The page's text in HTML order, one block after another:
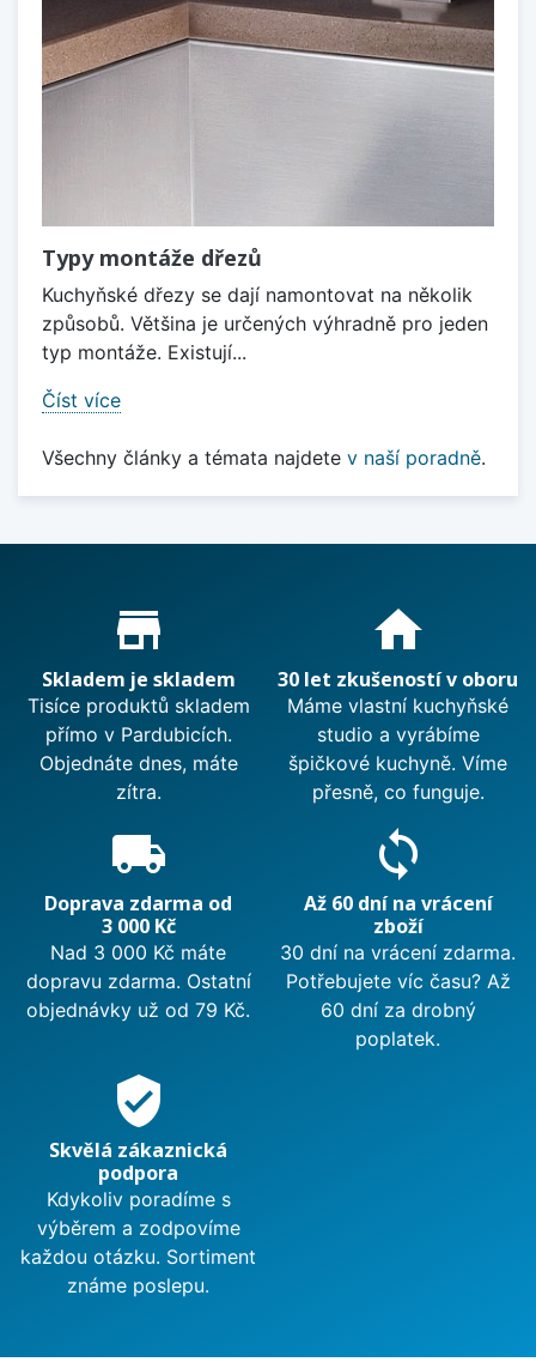
Typy montáže dřezů
Kuchyňské dřezy se dají namontovat na několik
způsobů. Většina je určených výhradně pro jeden
typ montáže. Existují...
Číst více
Všechny články a témata najdete v naší poradně.
Proč nakupovat u nás?
store_mall_directory
Skladem je skladem
Tisíce produktů skladem
přímo v Pardubicích.
Objednáte dnes, máte
zítra.
home
30 let zkušeností v oboru
Máme vlastní kuchyňské
studio a vyrábíme
špičkové kuchyně. Víme
přesně, co funguje.
local_shipping
Doprava zdarma od
3 000 Kč
Nad 3 000 Kč máte
dopravu zdarma. Ostatní
objednávky už od 79 Kč.
sync
Až 60 dní na vrácení
zboží
30 dní na vrácení zdarma.
Potřebujete víc času? Až
60 dní za drobný
poplatek.
verified_user
Skvělá zákaznická
podpora
Kdykoliv poradíme s
výběrem a zodpovíme
každou otázku. Sortiment
známe poslepu.